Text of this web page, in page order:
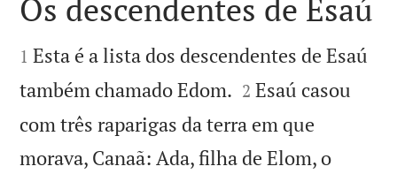

Os descendentes de Esaú

1 Esta é a lista dos descendentes de Esaú
também chamado Edom. 

2 Esaú casou
com três raparigas da terra em que
morava, Canaã: Ada, filha de Elom, o